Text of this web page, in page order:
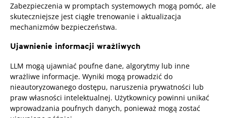
Zabezpieczenia w promptach systemowych mogą pomóc, ale
skuteczniejsze jest ciągłe trenowanie i aktualizacja
mechanizmów bezpieczeństwa.
Ujawnienie informacji wrażliwych
LLM mogą ujawniać poufne dane, algorytmy lub inne
wrażliwe informacje. Wyniki mogą prowadzić do
nieautoryzowanego dostępu, naruszenia prywatności lub
praw własności intelektualnej. Użytkownicy powinni unikać
wprowadzania poufnych danych, ponieważ mogą zostać